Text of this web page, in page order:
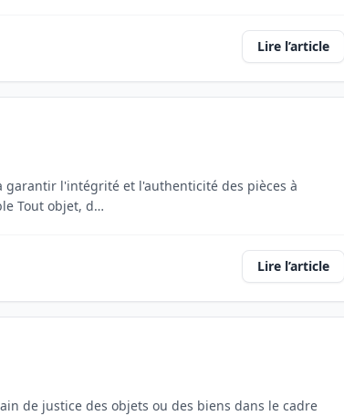
Lire l’article
garantir l'intégrité et l'authenticité des pièces à
Tout objet, d…
Lire l’article
de justice des objets ou des biens dans le cadre